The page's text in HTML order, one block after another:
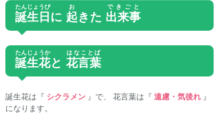
誕生日
たんじょうび
に 起
お
きた 出来事
できごと
誕生花
たんじょうか
と花言葉
はなことば
誕生花は『 シクラメン 』で、 花言葉は『遠慮・気後れ 』
になります。